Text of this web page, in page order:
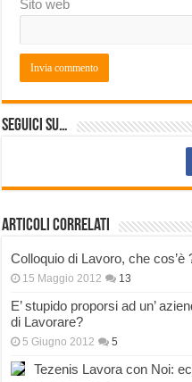
Sito web
Seguici su…
Articoli correlati
Colloquio di Lavoro, che
15 Maggio 2012 13
E’ stupido proporsi ad un’
di Lavorare?
5 Giugno 2012 5
Tezenis Lavora con Noi: